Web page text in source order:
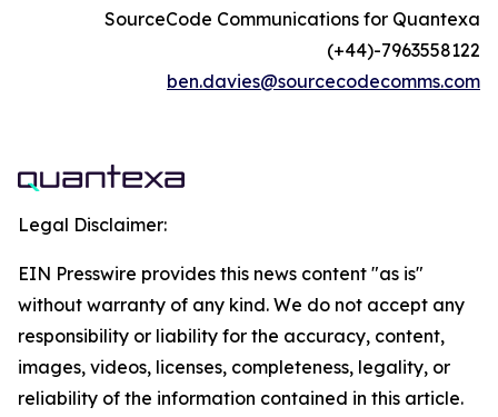
SourceCode Communications for Quantexa
(+44)-7963558122
ben.davies@sourcecodecomms.com
Legal Disclaimer:
EIN Presswire provides this news content "as is"
without warranty of any kind. We do not accept any
responsibility or liability for the accuracy, content,
images, videos, licenses, completeness, legality, or
reliability of the information contained in this article.